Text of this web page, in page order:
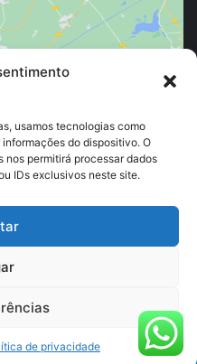
usamos tecnologias como
do dispositivo. O
permitirá processar dados
IDs exclusivos neste site.
de privacidade
marketing e
reservados |